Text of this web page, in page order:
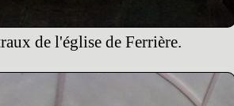
de l'église de Ferrière.